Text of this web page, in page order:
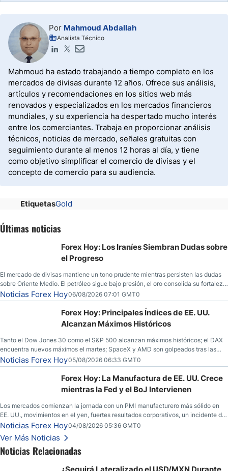
Por Mahmoud Abdallah
Analista Técnico
Mahmoud ha estado trabajando a tiempo completo en los
mercados de divisas durante 12 años. Ofrece sus análisis,
artículos y recomendaciones en los sitios web más
renovados y especializados en los mercados financieros
mundiales, y su experiencia ha despertado mucho interés
entre los comerciantes. Trabaja en proporcionar análisis
técnicos, noticias de mercado, señales gratuitas con
seguimiento durante al menos 12 horas al día, y tiene
como objetivo simplificar el comercio de divisas y el
concepto de comercio para su audiencia.
EtiquetasGold
Últimas noticias
Forex Hoy: Los Iraníes Siembran Dudas sobre
el Progreso
El mercado de divisas mantiene un tono prudente mientras persisten las dudas
sobre Oriente Medio. El petróleo sigue bajo presión, el oro consolida su fortaleza
y los operadores esperan nuevas referencias económicas desde Estados
Unidos.
Noticias Forex Hoy06/08/2026 07:01 GMT0
Forex Hoy: Principales Índices de EE. UU.
Alcanzan Máximos Históricos
Tanto el Dow Jones 30 como el S&P 500 alcanzan máximos históricos; el DAX
encuentra nuevos máximos el martes; SpaceX y AMD son golpeados tras las
llamadas de ganancias; el petróleo crudo cae por debajo de los $80 con nuevas
esperanzas; el dólar estadounidense continúa intentando estabilizarse frente al
yen; el peso mexicano ve un repunte a medida que las tasas caen en EE. UU.
Noticias Forex Hoy05/08/2026 06:33 GMT0
Forex Hoy: La Manufactura de EE. UU. Crece
mientras la Fed y el BoJ Intervienen
Los mercados comienzan la jornada con un PMI manufacturero más sólido en
EE. UU., movimientos en el yen, fuertes resultados corporativos, un incidente de
seguridad en Bitcoin y nuevas señales desde el mercado del petróleo.
Noticias Forex Hoy04/08/2026 05:36 GMT0
Ver Más Noticias
Noticias Relacionadas